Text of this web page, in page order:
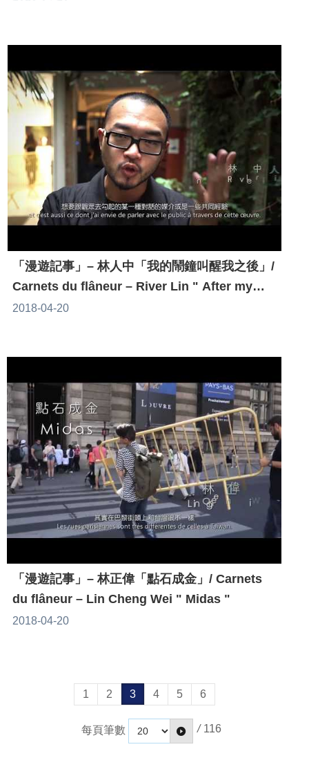
「漫遊記事」– 林人中「我的鬧鐘叫醒我之後」/
Carnets du flâneur – River Lin " After my
alarm wakes me up "
2018-04-20
「漫遊記事」– 林正偉「點石成金」/ Carnets
du flâneur – Lin Cheng Wei " Midas "
2018-04-20
1 2 3 4 5 6
每頁筆數 / 116